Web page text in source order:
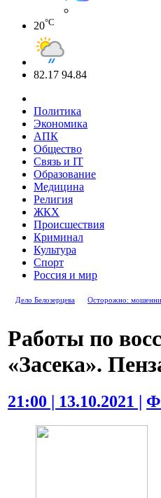
20°C
82.17 94.84
Политика
Экономика
АПК
Общество
Связь и IT
Образование
Медицина
Религия
ЖКХ
Происшествия
Криминал
Культура
Спорт
Россия и мир
Дело Белозерцева Осторожно:
Работы по
«Засека».
21:00 | 13.10.2021 |